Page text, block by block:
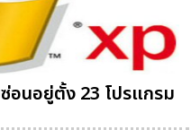
นอยู่ตั้ง 23 โปรแกรม